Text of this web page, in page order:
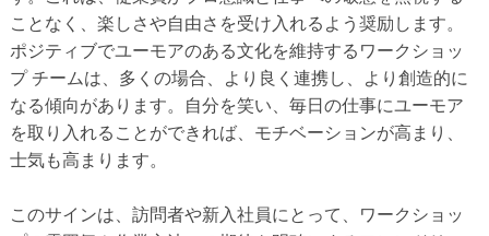
ことなく、楽しさや自由さを受け入れるよう奨励します。
ポジティブでユーモアのある文化を維持するワークショッ
プ チームは、多くの場合、より良く連携し、より創造的に
なる傾向があります。自分を笑い、毎日の仕事にユーモア
を取り入れることができれば、モチベーションが高まり、
士気も高まります。
このサインは、訪問者や新入社員にとって、ワークショッ